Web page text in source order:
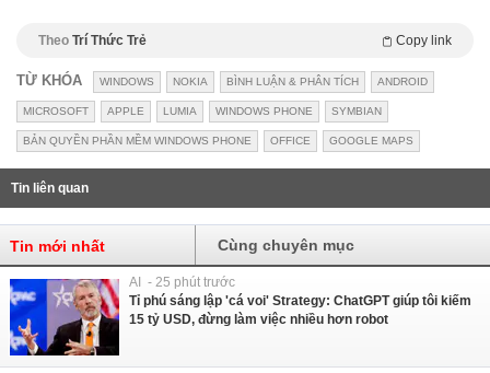
Theo Trí Thức Trẻ Copy link
TỪ KHÓA WINDOWS NOKIA BÌNH LUẬN & PHÂN TÍCH ANDROID
MICROSOFT APPLE LUMIA WINDOWS PHONE SYMBIAN
BẢN QUYỀN PHẦN MỀM WINDOWS PHONE OFFICE GOOGLE MAPS
Tin liên quan
Tin mới nhất Cùng chuyên mục
AI - 25 phút trước
Tỉ phú sáng lập 'cá voi' Strategy: ChatGPT giúp tôi kiếm
15 tỷ USD, đừng làm việc nhiều hơn robot